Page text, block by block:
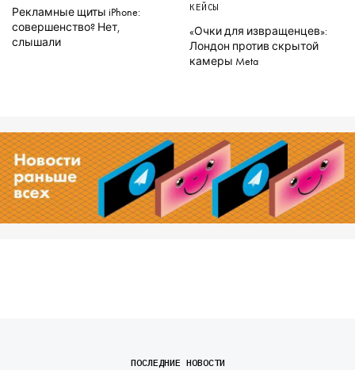
Рекламные щиты iPhone:
совершенство? Нет,
слышали
КЕЙСЫ
«Очки для извращенцев»:
Лондон против скрытой
камеры Meta
ПОСЛЕДНИЕ НОВОСТИ